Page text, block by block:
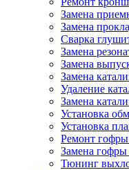
Замена
Замена
Сварка
Замена
Замена
Замена
Удаление
Замена
Установка
Установка
Ремонт
Замена гофры
Тюнинг